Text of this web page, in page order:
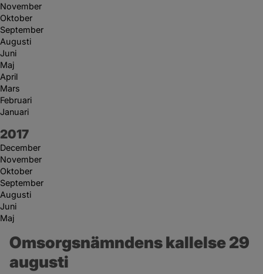
November
Oktober
September
Augusti
Juni
Maj
April
Mars
Februari
Januari
År:
2017
December
November
Oktober
September
Augusti
Juni
Maj
Omsorgsnämndens kallelse 29
augusti